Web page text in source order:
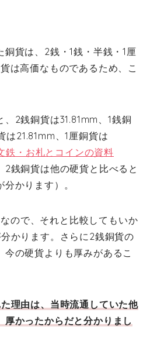
貨は、2銭・1銭・半銭・1厘
は高価なものであるため、こ
2銭銅貨は31.81mm、1銭銅
は21.81mm、1厘銅貨は
鉄・お札とコインの資料
2銭銅貨は他の硬貨と比べると
かります）。
ので、それと比較してもいか
かります。さらに2銭銅貨の
の硬貨よりも厚みがあるこ
理由は、当時流通していた他
かったからだと分かりまし